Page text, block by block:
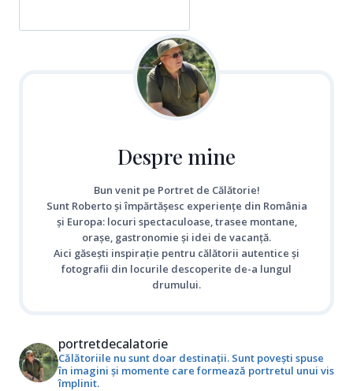
Despre mine
Bun venit pe Portret de Călătorie!
Sunt Roberto și împărtășesc experiențe din România
și Europa: locuri spectaculoase, trasee montane,
orașe, gastronomie și idei de vacanță.
Aici găsești inspirație pentru călătorii autentice și
fotografii din locurile descoperite de-a lungul
drumului.
portretdecalatorie
Călătoriile nu sunt doar destinații. Sunt povești spuse
în imagini și momente care formează portretul unui vis
împlinit.